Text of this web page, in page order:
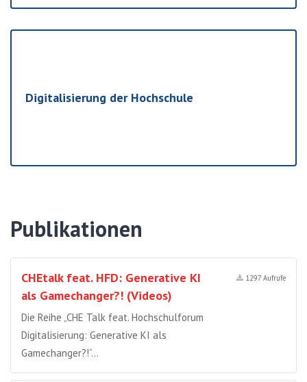
Digitalisierung der Hochschule
Publikationen
CHEtalk feat. HFD: Generative KI
als Gamechanger?! (Videos)
Die Reihe „CHE Talk feat. Hochschulforum
Digitalisierung: Generative KI als
Gamechanger?!“…
1297 Aufrufe